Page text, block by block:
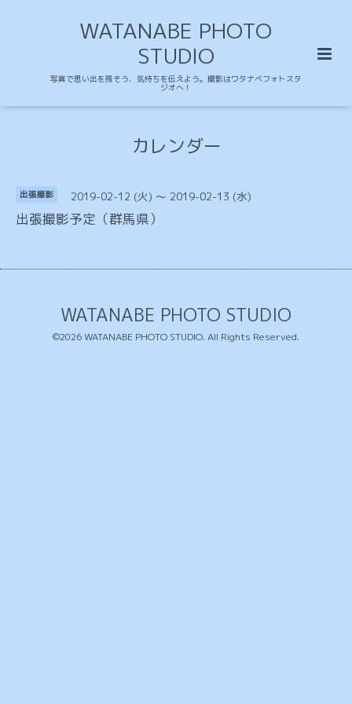
WATANABE PHOTO
STUDIO
写真で思い出を残そう、気持ちを伝えよう。撮影はワタナベフォトスタ
ジオへ！
カレンダー
出張撮影 2019-02-12 (火) ～ 2019-02-13 (水)
出張撮影予定（群馬県）
WATANABE PHOTO STUDIO
©2026WATANABE PHOTO STUDIO. All Rights Reserved.